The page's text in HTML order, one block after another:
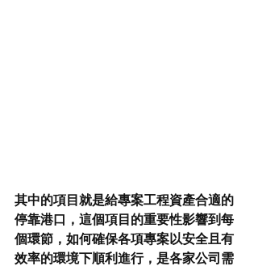
其中的項目就是給專案工程資產合適的
停靠港口 ，這個項目的重要性影響到每
個環節，如何確保各項專案以安全且有
效率的環境下順利進行，是各家公司需